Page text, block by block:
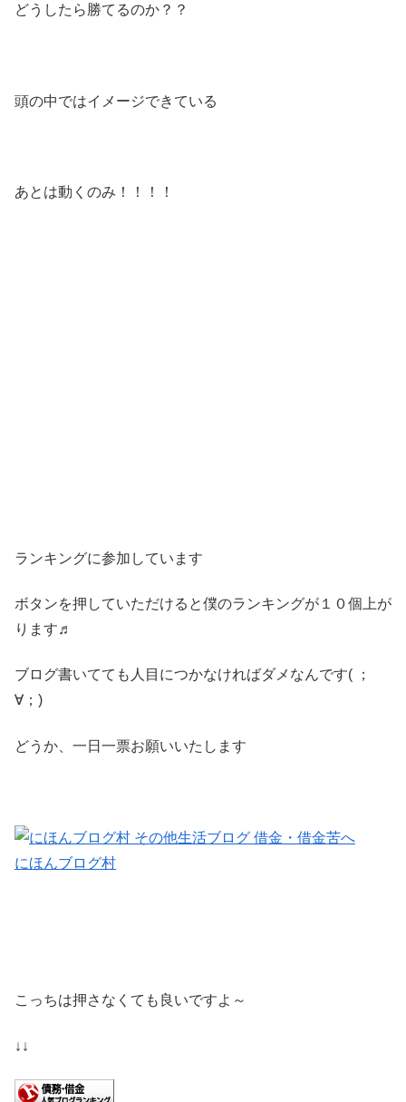
どうしたら勝てるのか？？
頭の中ではイメージできている
あとは動くのみ！！！！
ランキングに参加しています
ボタンを押していただけると僕のランキングが１０個上が
ります♬
ブログ書いてても人目につかなければダメなんです( ；
∀；)
どうか、一日一票お願いいたします
にほんブログ村
こっちは押さなくても良いですよ～
↓↓